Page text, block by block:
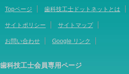
Topページ 歯科技工士ドットネットとは
サイトポリシー サイトマップ
お問い合わせ Google リンク
歯科技工士会員専用ページ